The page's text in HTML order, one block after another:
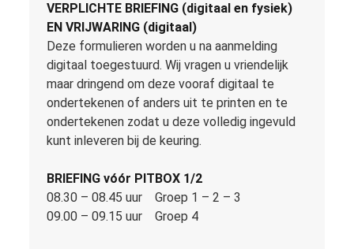
VERPLICHTE BRIEFING (digitaal en fysiek)
EN VRIJWARING (digitaal)
Deze formulieren worden u na aanmelding
digitaal toegestuurd. Wij vragen u vriendelijk
maar dringend om deze vooraf digitaal te
ondertekenen of anders uit te printen en te
ondertekenen zodat u deze volledig ingevuld
kunt inleveren bij de keuring.
BRIEFING vóór PITBOX 1/2
08.30 – 08.45 uur Groep 1 – 2 – 3
09.00 – 09.15 uur Groep 4